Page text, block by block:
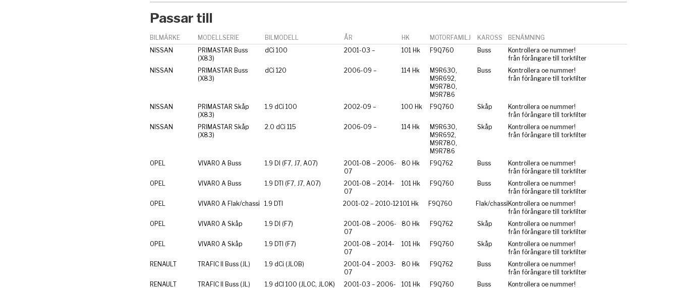
Passar till
BILMÄRKE MODELLSERIE BILMODELL ÅR HK MOTORFAMILJ KAROSS
BENÄMNING
NISSAN
PRIMASTAR Buss
(X83)
dCi 100 2001-03 – 101 Hk F9Q760 Buss
Kontrollera oe nummer!
från förångare till torkfilter
NISSAN
PRIMASTAR Buss
(X83)
dCi 120 2006-09 – 114 Hk
M9R630,
M9R692,
M9R780,
M9R786
Buss
Kontrollera oe nummer!
från förångare till torkfilter
NISSAN
PRIMASTAR Skåp
(X83)
1.9 dCi 100 2002-09 – 100 Hk F9Q760 Skåp
Kontrollera oe nummer!
från förångare till torkfilter
NISSAN
PRIMASTAR Skåp
(X83)
2.0 dCi 115 2006-09 – 114 Hk
M9R630,
M9R692,
M9R780,
M9R786
Skåp
Kontrollera oe nummer!
från förångare till torkfilter
OPEL VIVARO A Buss 1.9 DI (F7, J7, A07)
2001-08 – 2006-
07
80 Hk F9Q762 Buss
Kontrollera oe nummer!
från förångare till torkfilter
OPEL
VIVARO A Buss 1.9 DTI (F7, J7, A07)
2001-08 – 2014-
07
101 Hk F9Q760 Buss
Kontrollera oe nummer!
från förångare till torkfilter
OPEL
VIVARO A Flak/chassi 1.9 DTI 2001-02 – 2010-12 101 Hk F9Q760 Flak/chassiKontrollera oe nummer!
från förångare till torkfilter
OPEL
VIVARO A Skåp 1.9 DI (F7)
2001-08 – 2006-
07
80 Hk F9Q762 Skåp
Kontrollera oe nummer!
från förångare till torkfilter
OPEL
VIVARO A Skåp 1.9 DTI (F7)
2001-08 – 2014-
07
101 Hk F9Q760 Skåp
Kontrollera oe nummer!
från förångare till torkfilter
RENAULT
TRAFIC II Buss (JL) 1.9 dCi (JL0B)
2001-04 – 2003-
07
80 Hk F9Q762 Buss
Kontrollera oe nummer!
från förångare till torkfilter
RENAULT
TRAFIC II Buss (JL) 1.9 dCI 100 (JL0C, JL0K)
2001-03 – 2006-
101 Hk F9Q760 Buss
Kontrollera oe nummer!